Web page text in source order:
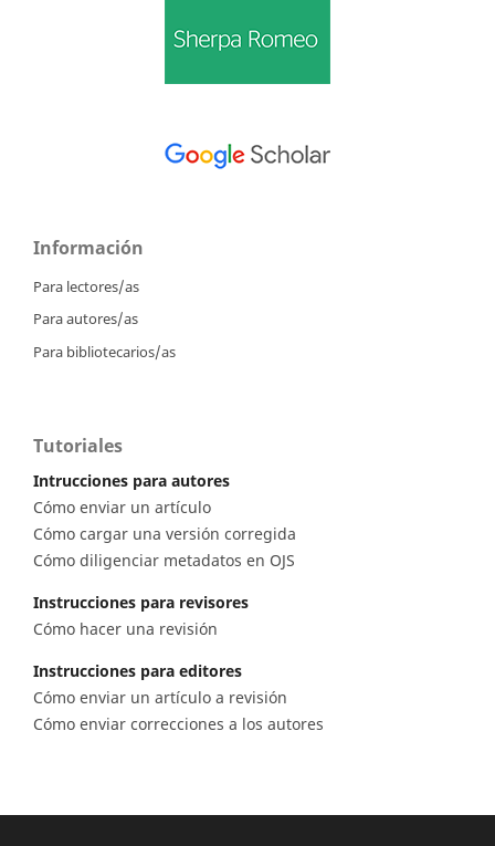
Información
Para lectores/as
Para autores/as
Para bibliotecarios/as
Tutoriales
Intrucciones para autores
Cómo enviar un artículo
Cómo cargar una versión corregida
Cómo diligenciar metadatos en OJS
Instrucciones para revisores
Cómo hacer una revisión
Instrucciones para editores
Cómo enviar un artículo a revisión
Cómo enviar correcciones a los autores